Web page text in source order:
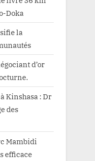
Doka
la
d’or
Kinshasa : Dr
des
Mambidi
efficace